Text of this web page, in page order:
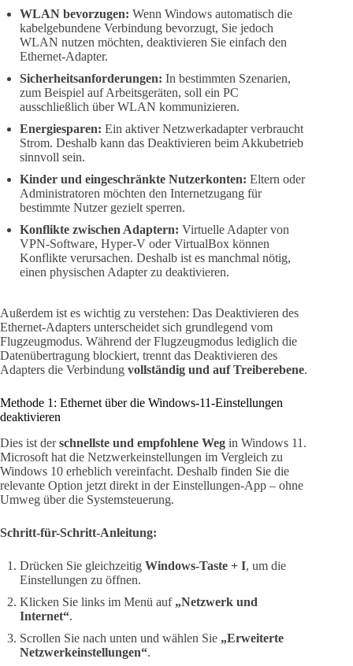
WLAN bevorzugen: Wenn Windows automatisch die
kabelgebundene Verbindung bevorzugt, Sie jedoch
WLAN nutzen möchten, deaktivieren Sie einfach den
Ethernet-Adapter.
Sicherheitsanforderungen: In bestimmten Szenarien,
zum Beispiel auf Arbeitsgeräten, soll ein PC
ausschließlich über WLAN kommunizieren.
Energiesparen: Ein aktiver Netzwerkadapter verbraucht
Strom. Deshalb kann das Deaktivieren beim Akkubetrieb
sinnvoll sein.
Kinder und eingeschränkte Nutzerkonten: Eltern oder
Administratoren möchten den Internetzugang für
bestimmte Nutzer gezielt sperren.
Konflikte zwischen Adaptern: Virtuelle Adapter von
VPN-Software, Hyper-V oder VirtualBox können
Konflikte verursachen. Deshalb ist es manchmal nötig,
einen physischen Adapter zu deaktivieren.
Außerdem ist es wichtig zu verstehen: Das Deaktivieren des
Ethernet-Adapters unterscheidet sich grundlegend vom
Flugzeugmodus. Während der Flugzeugmodus lediglich die
Datenübertragung blockiert, trennt das Deaktivieren des
Adapters die Verbindung vollständig und auf Treiberebene.
Methode 1: Ethernet über die Windows-11-Einstellungen
deaktivieren
Dies ist derschnellste und empfohlene Weg in Windows 11.
Microsoft hat die Netzwerkeinstellungen im Vergleich zu
Windows 10 erheblich vereinfacht. Deshalb finden Sie die
relevante Option jetzt direkt in der Einstellungen-App – ohne
Umweg über die Systemsteuerung.
Schritt-für-Schritt-Anleitung:
Drücken Sie gleichzeitig Windows-Taste + I, um die
Einstellungen zu öffnen.
Klicken Sie links im Menü auf „Netzwerk und
Internet“.
Scrollen Sie nach unten und wählen Sie „Erweiterte
Netzwerkeinstellungen“.